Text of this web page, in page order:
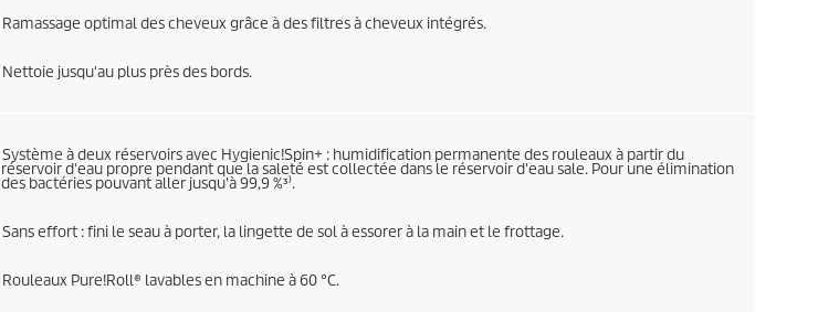
Ramassage optimal des cheveux grâce à des filtres à cheveux intégrés.
Nettoie jusqu'au plus près des bords.
Système à deux réservoirs avec Hygienic!Spin+ : humidification permanente des rouleaux à partir du
réservoir d'eau propre pendant que la saleté est collectée dans le réservoir d'eau sale. Pour une élimination
des bactéries pouvant aller jusqu'à 99,9 %³⁾.
Sans effort : fini le seau à porter, la lingette de sol à essorer à la main et le frottage.
Rouleaux Pure!Roll® lavables en machine à 60 °C.